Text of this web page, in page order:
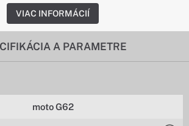
VIAC INFORMÁCIÍ
A PARAMETRE
moto G62